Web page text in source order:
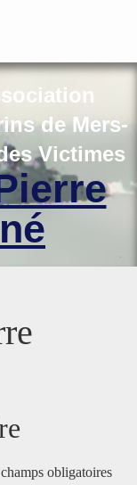
de Mers-
Victimes
obligatoires